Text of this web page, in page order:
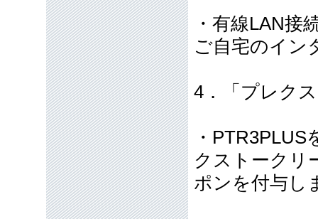
・有線LAN接
ご自宅のイン
4．「プレク
・
クストークリ
ポンを付与し